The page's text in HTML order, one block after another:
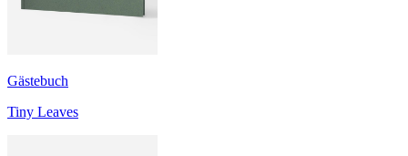
Gästebuch
Tiny Leaves